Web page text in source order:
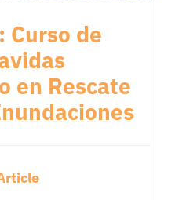
Curso de
en Rescate